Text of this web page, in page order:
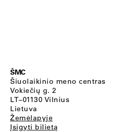
ŠMC
Šiuolaikinio meno centras
Vokiečių g. 2
LT–01130 Vilnius
Lietuva
Žemėlapyje
Įsigyti bilietą